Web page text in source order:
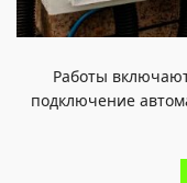
Работы
подключение